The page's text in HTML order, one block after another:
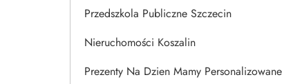
Przedszkola Publiczne Szczecin
Nieruchomości Koszalin
Prezenty Na Dzien Mamy Personalizowane